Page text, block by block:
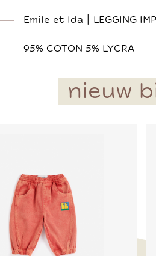
Emile et Ida | LEGGING
95% COTON 5% LYCRA
nieuw